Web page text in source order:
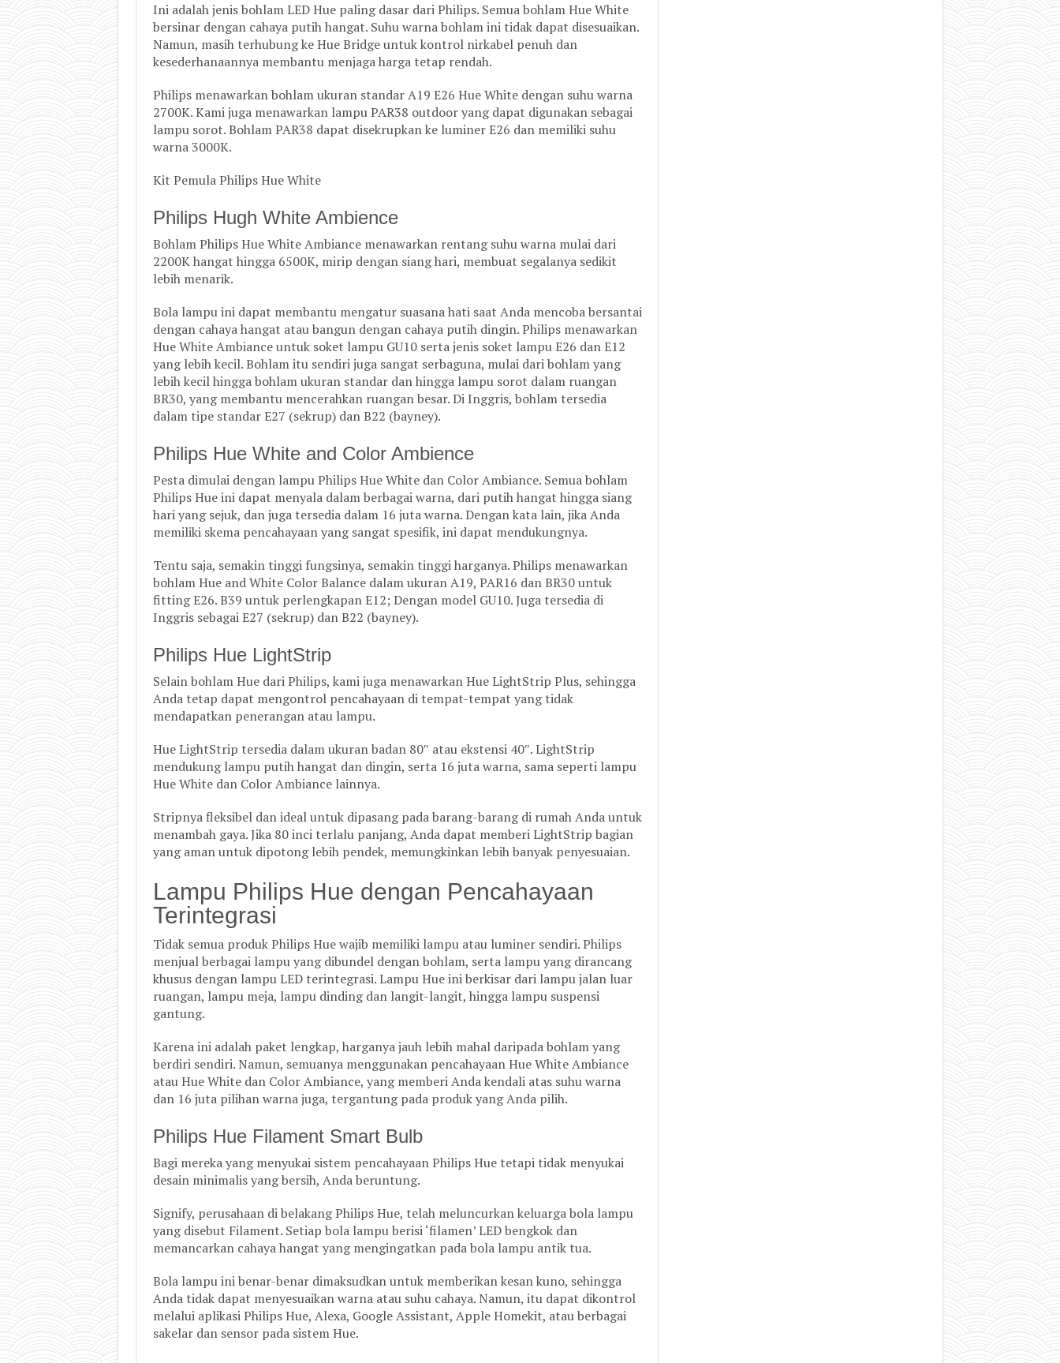
Ini adalah jenis bohlam LED Hue paling dasar dari Philips. Semua bohlam Hue White
bersinar dengan cahaya putih hangat. Suhu warna bohlam ini tidak dapat disesuaikan.
Namun, masih terhubung ke Hue Bridge untuk kontrol nirkabel penuh dan
kesederhanaannya membantu menjaga harga tetap rendah.
Philips menawarkan bohlam ukuran standar A19 E26 Hue White dengan suhu warna
2700K. Kami juga menawarkan lampu PAR38 outdoor yang dapat digunakan sebagai
lampu sorot. Bohlam PAR38 dapat disekrupkan ke luminer E26 dan memiliki suhu
warna 3000K.
Kit Pemula Philips Hue White
Philips Hugh White Ambience
Bohlam Philips Hue White Ambiance menawarkan rentang suhu warna mulai dari
2200K hangat hingga 6500K, mirip dengan siang hari, membuat segalanya sedikit
lebih menarik.
Bola lampu ini dapat membantu mengatur suasana hati saat Anda mencoba bersantai
dengan cahaya hangat atau bangun dengan cahaya putih dingin. Philips menawarkan
Hue White Ambiance untuk soket lampu GU10 serta jenis soket lampu E26 dan E12
yang lebih kecil. Bohlam itu sendiri juga sangat serbaguna, mulai dari bohlam yang
lebih kecil hingga bohlam ukuran standar dan hingga lampu sorot dalam ruangan
BR30, yang membantu mencerahkan ruangan besar. Di Inggris, bohlam tersedia
dalam tipe standar E27 (sekrup) dan B22 (bayney).
Philips Hue White and Color Ambience
Pesta dimulai dengan lampu Philips Hue White dan Color Ambiance. Semua bohlam
Philips Hue ini dapat menyala dalam berbagai warna, dari putih hangat hingga siang
hari yang sejuk, dan juga tersedia dalam 16 juta warna. Dengan kata lain, jika Anda
memiliki skema pencahayaan yang sangat spesifik, ini dapat mendukungnya.
Tentu saja, semakin tinggi fungsinya, semakin tinggi harganya. Philips menawarkan
bohlam Hue and White Color Balance dalam ukuran A19, PAR16 dan BR30 untuk
fitting E26. B39 untuk perlengkapan E12; Dengan model GU10. Juga tersedia di
Inggris sebagai E27 (sekrup) dan B22 (bayney).
Philips Hue LightStrip
Selain bohlam Hue dari Philips, kami juga menawarkan Hue LightStrip Plus, sehingga
Anda tetap dapat mengontrol pencahayaan di tempat-tempat yang tidak
mendapatkan penerangan atau lampu.
Hue LightStrip tersedia dalam ukuran badan 80″ atau ekstensi 40″. LightStrip
mendukung lampu putih hangat dan dingin, serta 16 juta warna, sama seperti lampu
Hue White dan Color Ambiance lainnya.
Stripnya fleksibel dan ideal untuk dipasang pada barang-barang di rumah Anda untuk
menambah gaya. Jika 80 inci terlalu panjang, Anda dapat memberi LightStrip bagian
yang aman untuk dipotong lebih pendek, memungkinkan lebih banyak penyesuaian.
Lampu Philips Hue dengan Pencahayaan
Terintegrasi
Tidak semua produk Philips Hue wajib memiliki lampu atau luminer sendiri. Philips
menjual berbagai lampu yang dibundel dengan bohlam, serta lampu yang dirancang
khusus dengan lampu LED terintegrasi. Lampu Hue ini berkisar dari lampu jalan luar
ruangan, lampu meja, lampu dinding dan langit-langit, hingga lampu suspensi
gantung.
Karena ini adalah paket lengkap, harganya jauh lebih mahal daripada bohlam yang
berdiri sendiri. Namun, semuanya menggunakan pencahayaan Hue White Ambiance
atau Hue White dan Color Ambiance, yang memberi Anda kendali atas suhu warna
dan 16 juta pilihan warna juga, tergantung pada produk yang Anda pilih.
Philips Hue Filament Smart Bulb
Bagi mereka yang menyukai sistem pencahayaan Philips Hue tetapi tidak menyukai
desain minimalis yang bersih, Anda beruntung.
Signify, perusahaan di belakang Philips Hue, telah meluncurkan keluarga bola lampu
yang disebut Filament. Setiap bola lampu berisi ‘filamen’ LED bengkok dan
memancarkan cahaya hangat yang mengingatkan pada bola lampu antik tua.
Bola lampu ini benar-benar dimaksudkan untuk memberikan kesan kuno, sehingga
Anda tidak dapat menyesuaikan warna atau suhu cahaya. Namun, itu dapat dikontrol
melalui aplikasi Philips Hue, Alexa, Google Assistant, Apple Homekit, atau berbagai
sakelar dan sensor pada sistem Hue.